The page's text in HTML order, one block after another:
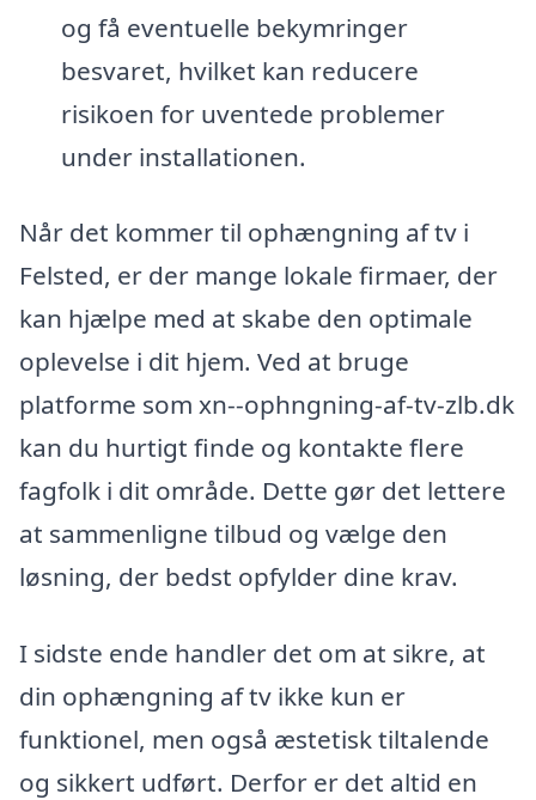
og få eventuelle bekymringer
besvaret, hvilket kan reducere
risikoen for uventede problemer
under installationen.
Når det kommer til ophængning af tv i
Felsted, er der mange lokale firmaer, der
kan hjælpe med at skabe den optimale
oplevelse i dit hjem. Ved at bruge
platforme som xn--ophngning-af-tv-zlb.dk
kan du hurtigt finde og kontakte flere
fagfolk i dit område. Dette gør det lettere
at sammenligne tilbud og vælge den
løsning, der bedst opfylder dine krav.
I sidste ende handler det om at sikre, at
din ophængning af tv ikke kun er
funktionel, men også æstetisk tiltalende
og sikkert udført. Derfor er det altid en